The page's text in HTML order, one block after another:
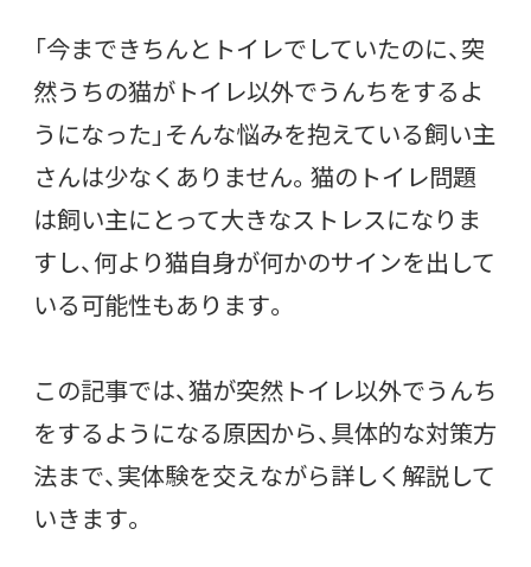
「今まできちんとトイレでしていたのに、突
然うちの猫がトイレ以外でうんちをするよ
うになった」そんな悩みを抱えている飼い主
さんは少なくありません。猫のトイレ問題
は飼い主にとって大きなストレスになりま
すし、何より猫自身が何かのサインを出して
いる可能性もあります。
この記事では、猫が突然トイレ以外でうんち
をするようになる原因から、具体的な対策方
法まで、実体験を交えながら詳しく解説して
いきます。